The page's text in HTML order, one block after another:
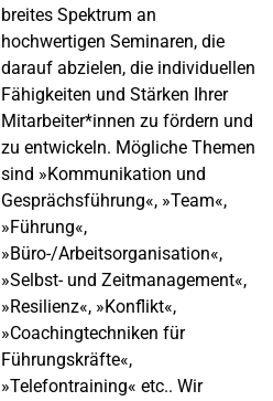
breites Spektrum an
hochwertigen Seminaren, die
darauf abzielen, die individuellen
Fähigkeiten und Stärken Ihrer
Mitarbeiter*innen zu fördern und
zu entwickeln. Mögliche Themen
sind »Kommunikation und
Gesprächsführung«, »Team«,
»Führung«,
»Büro-/Arbeitsorganisation«,
»Selbst- und Zeitmanagement«,
»Resilienz«, »Konflikt«,
»Coachingtechniken für
Führungskräfte«,
»Telefontraining« etc.. Wir